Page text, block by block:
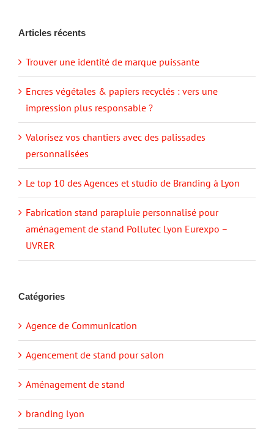
Encres végétales & papiers recyclés : vers une
impression plus responsable ?
Valorisez vos chantiers avec des palissades
personnalisées
Le top 10 des Agences et studio de Branding à Lyon
Fabrication stand parapluie personnalisé pour
aménagement de stand Pollutec Lyon Eurexpo –
UVRER
Agencement de stand pour salon
Aménagement de stand
branding lyon
Campagne-electorale